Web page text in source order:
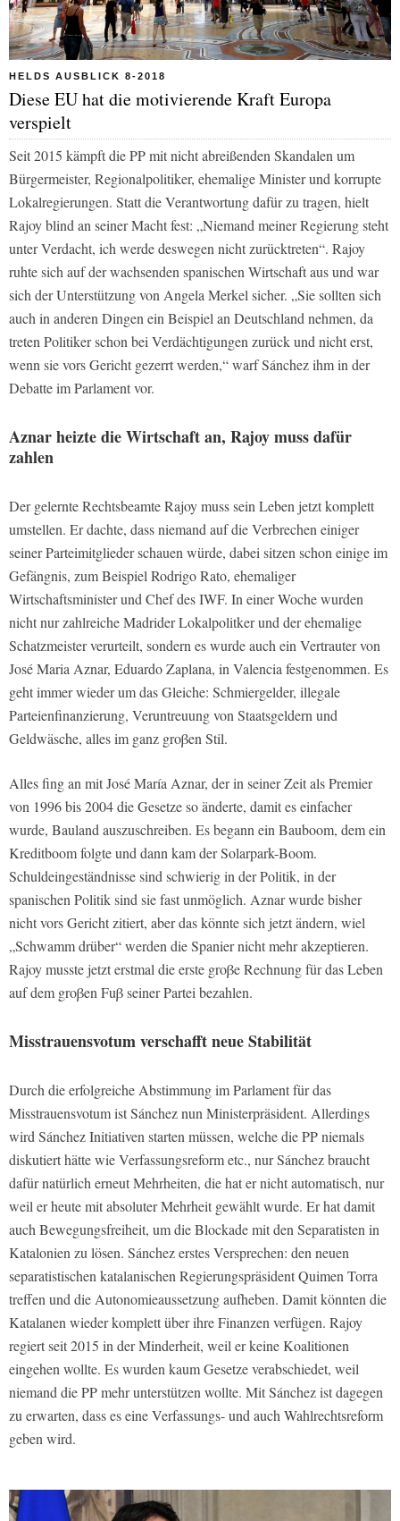
HELDS AUSBLICK 8-2018
Diese EU hat die motivierende Kraft Europa
verspielt
Seit 2015 kämpft die PP mit nicht abreißenden Skandalen um
Bürgermeister, Regionalpolitiker, ehemalige Minister und korrupte
Lokalregierungen. Statt die Verantwortung dafür zu tragen, hielt
Rajoy blind an seiner Macht fest: „Niemand meiner Regierung steht
unter Verdacht, ich werde deswegen nicht zurücktreten“. Rajoy
ruhte sich auf der wachsenden spanischen Wirtschaft aus und war
sich der Unterstützung von Angela Merkel sicher. „Sie sollten sich
auch in anderen Dingen ein Beispiel an Deutschland nehmen, da
treten Politiker schon bei Verdächtigungen zurück und nicht erst,
wenn sie vors Gericht gezerrt werden,“ warf Sánchez ihm in der
Debatte im Parlament vor.
Aznarheizte die Wirtschaft an, Rajoy muss dafür
zahlen
Der gelernte Rechtsbeamte Rajoy muss sein Leben jetzt komplett
umstellen. Er dachte, dass niemand auf die Verbrechen einiger
seiner Parteimitglieder schauen würde, dabei sitzen schon einige im
Gefängnis, zum Beispiel Rodrigo Rato, ehemaliger
Wirtschaftsminister und Chef des IWF. In einer Woche wurden
nicht nur zahlreiche Madrider Lokalpolitker und der ehemalige
Schatzmeister verurteilt, sondern es wurde auch ein Vertrauter von
José Maria Aznar, Eduardo Zaplana, in Valencia festgenommen. Es
geht immer wieder um das Gleiche: Schmiergelder, illegale
Parteienfinanzierung, Veruntreuung von Staatsgeldern und
Geldwäsche, alles im ganz groβen Stil.
Alles fing an mit José María Aznar, der in seiner Zeit als Premier
von 1996 bis 2004 die Gesetze so änderte, damit es einfacher
wurde, Bauland auszuschreiben. Es begann ein Bauboom, dem ein
Kreditboom folgte und dann kam der Solarpark-Boom.
Schuldeingeständnisse sind schwierig in der Politik, in der
spanischen Politik sind sie fast unmöglich. Aznar wurde bisher
nicht vors Gericht zitiert, aber das könnte sich jetzt ändern, wiel
„Schwamm drüber“ werden die Spanier nicht mehr akzeptieren.
Rajoy musste jetzt erstmal die erste groβe Rechnung für das Leben
auf dem groβen Fuβ seiner Partei bezahlen.
Misstrauensvotum verschafft neue Stabilität
Durch die erfolgreiche Abstimmung im Parlament für das
Misstrauensvotum ist Sánchez nun Ministerpräsident. Allerdings
wird Sánchez Initiativen starten müssen, welche die PP niemals
diskutiert hätte wie Verfassungsreform etc., nur Sánchez braucht
dafür natürlich erneut Mehrheiten, die hat er nicht automatisch, nur
weil er heute mit absoluter Mehrheit gewählt wurde. Er hat damit
auch Bewegungsfreiheit, um die Blockade mit den Separatisten in
Katalonien zu lösen. Sánchez erstes Versprechen: den neuen
separatistischen katalanischen Regierungspräsident Quimen Torra
treffen und die Autonomieaussetzung aufheben. Damit könnten die
Katalanen wieder komplett über ihre Finanzen verfügen. Rajoy
regiert seit 2015 in der Minderheit, weil er keine Koalitionen
eingehen wollte. Es wurden kaum Gesetze verabschiedet, weil
niemand die PP mehr unterstützen wollte. Mit Sánchez ist dagegen
zu erwarten, dass es eine Verfassungs- und auch Wahlrechtsreform
geben wird.